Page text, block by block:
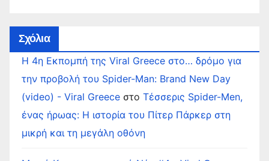
Σχόλια
Η 4η Εκπομπή της Viral Greece στο… δρόμο για
την προβολή του Spider-Man: Brand New Day
(video) - Viral Greece στο Τέσσερις Spider-Men,
ένας ήρωας: Η ιστορία του Πίτερ Πάρκερ στη
μικρή και τη μεγάλη οθόνη